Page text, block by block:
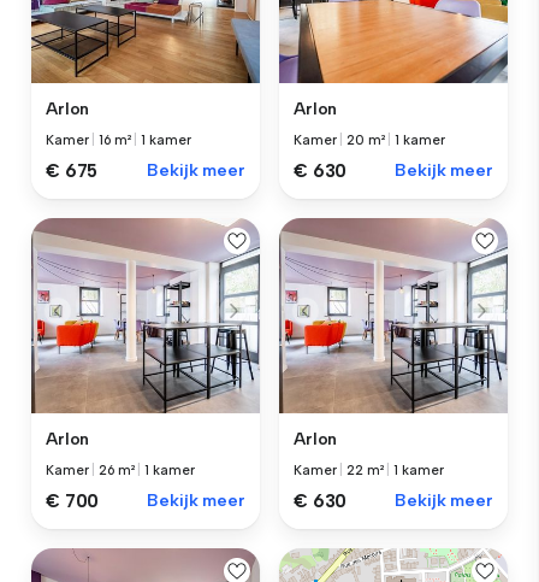
Arlon
Kamer |16 m² |1 kamer
€ 675 Bekijk meer
Arlon
Kamer |20 m² |1 kamer
€ 630 Bekijk meer
Arlon
Kamer |26 m² |1 kamer
€ 700 Bekijk meer
Arlon
Kamer |22 m² |1 kamer
€ 630 Bekijk meer